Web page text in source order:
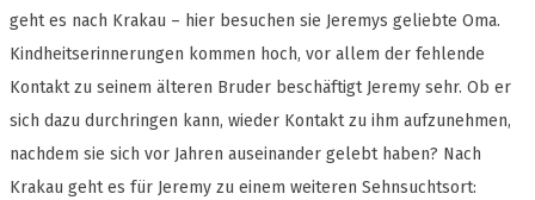
geht es nach Krakau – hier besuchen sie Jeremys geliebte Oma.
Kindheitserinnerungen kommen hoch, vor allem der fehlende
Kontakt zu seinem älteren Bruder beschäftigt Jeremy sehr. Ob er
sich dazu durchringen kann, wieder Kontakt zu ihm aufzunehmen,
nachdem sie sich vor Jahren auseinander gelebt haben? Nach
Krakau geht es für Jeremy zu einem weiteren Sehnsuchtsort: